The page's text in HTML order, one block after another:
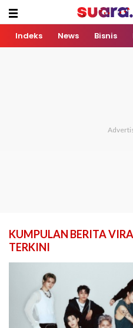
Indeks News Bisnis
KUMPULAN BERITA
TERKINI